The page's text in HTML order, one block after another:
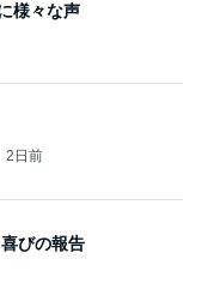
様々な声
2日前
びの報告